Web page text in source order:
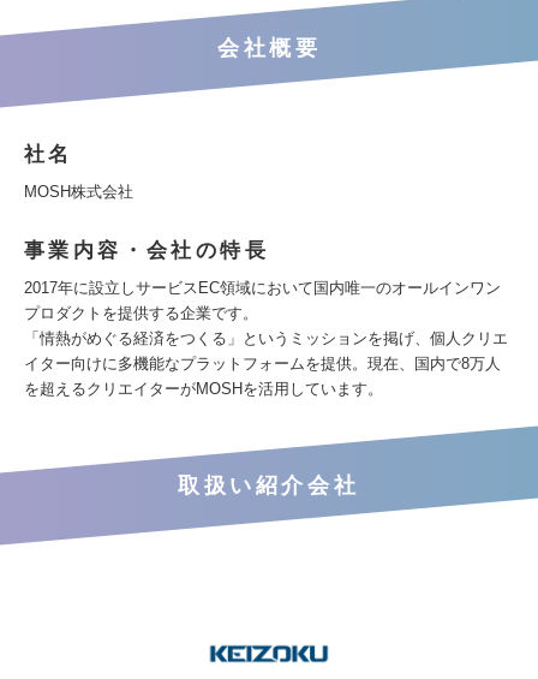
会社概要
社名
MOSH株式会社
事業内容・会社の特長
2017年に設立しサービスEC領域において国内唯一のオールインワン
プロダクトを提供する企業です。
「情熱がめぐる経済をつくる」というミッションを掲げ、個人クリエ
イター向けに多機能なプラットフォームを提供。現在、国内で8万人
を超えるクリエイターがMOSHを活用しています。
取扱い紹介会社